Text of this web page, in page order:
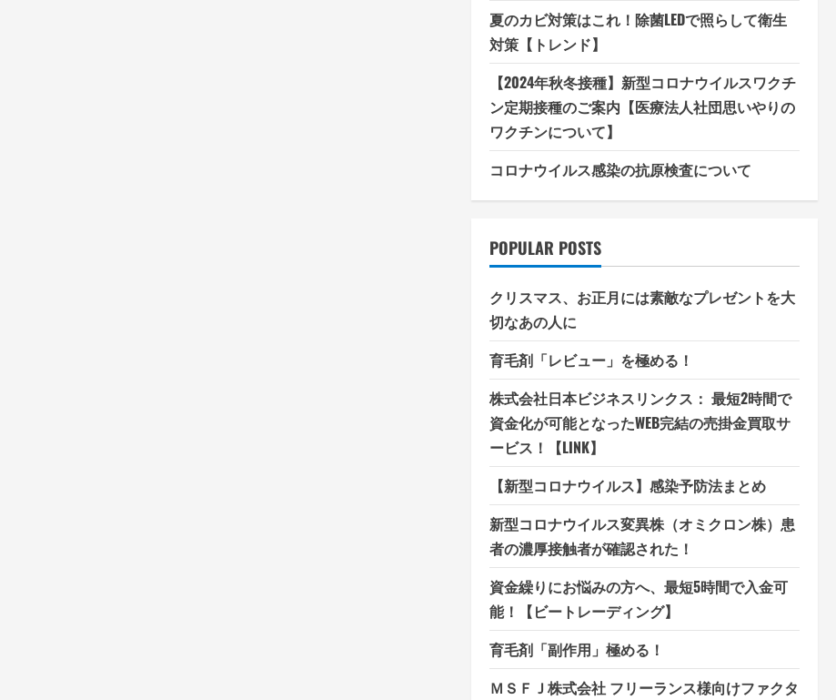
夏のカビ対策はこれ！除菌LEDで照らして衛生
対策【トレンド】
【2024年秋冬接種】新型コロナウイルスワクチ
ン定期接種のご案内【医療法人社団思いやりの
ワクチンについて】
コロナウイルス感染の抗原検査について
POPULAR POSTS
クリスマス、お正月には素敵なプレゼントを大
切なあの人に
育毛剤「レビュー」を極める！
株式会社日本ビジネスリンクス： 最短2時間で
資金化が可能となったWEB完結の売掛金買取サ
ービス！【LINK】
【新型コロナウイルス】感染予防法まとめ
新型コロナウイルス変異株（オミクロン株）患
者の濃厚接触者が確認された！
資金繰りにお悩みの方へ、最短5時間で入金可
能！【ビートレーディング】
育毛剤「副作用」極める！
ＭＳＦＪ株式会社 フリーランス様向けファクタ